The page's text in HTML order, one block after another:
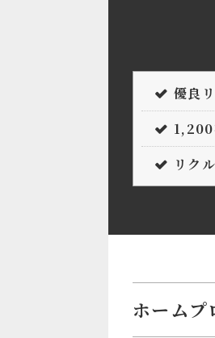
優良
1,200
リク
ホームプ